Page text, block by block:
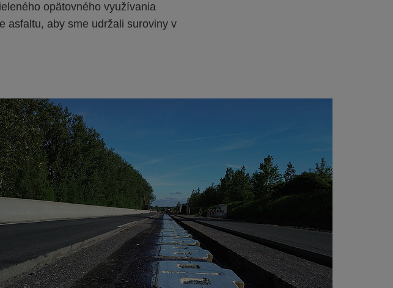
opätovného využívania
asfaltu, aby sme udržali suroviny v